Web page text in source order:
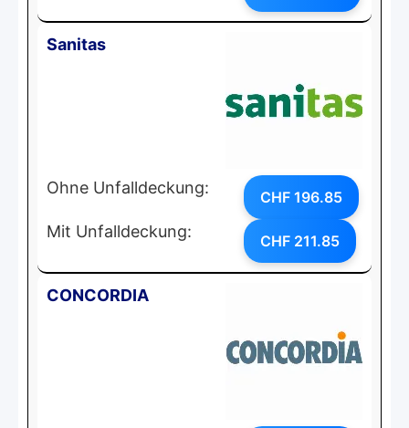
Sanitas
Ohne Unfalldeckung: CHF 196.85
Mit Unfalldeckung: CHF 211.85
CONCORDIA